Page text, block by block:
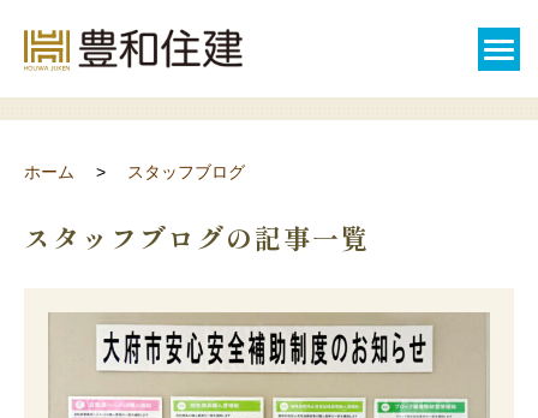
スタッフブログ
ホーム スタッフブログ
スタッフブログの記事一覧